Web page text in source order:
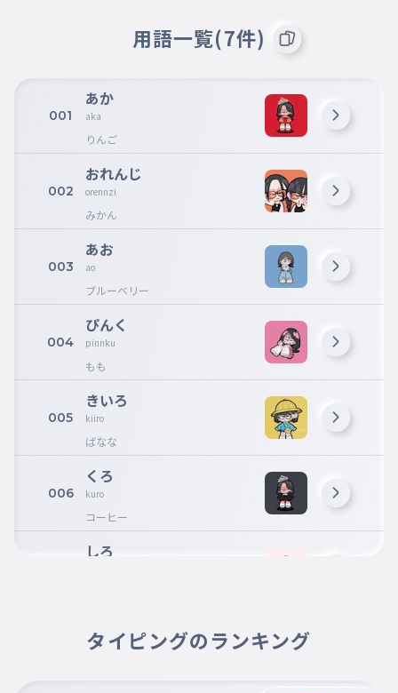
用語一覧(7件)
001
あか
aka
りんご
002
おれんじ
orennzi
みかん
003
あお
ao
ブルーベリー
004
ぴんく
pinnku
もも
005
きいろ
kiiro
ばなな
006
くろ
kuro
コーヒー
しろ
タイピングのランキング